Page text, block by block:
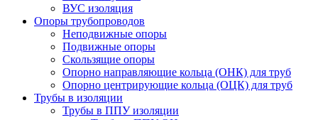
ВУС изоляция
Опоры трубопроводов
Неподвижные опоры
Подвижные опоры
Скользящие опоры
Опорно направляющие кольца (ОНК) для труб
Опорно центрирующие кольца (ОЦК) для труб
Трубы в изоляции
Трубы в ППУ изоляции